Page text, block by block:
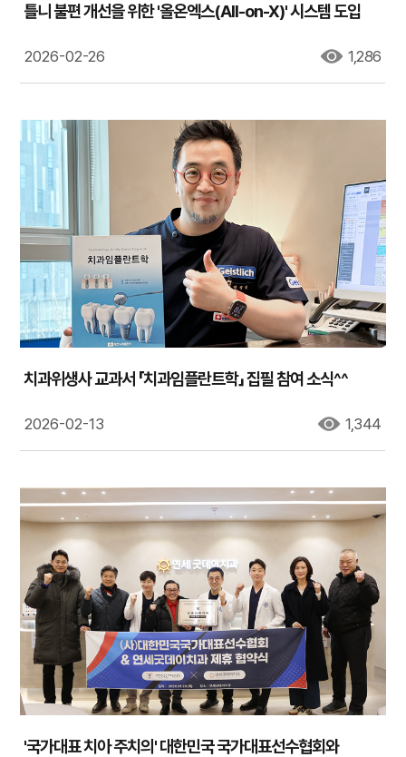
틀니 불편 개선을 위한 '올온엑스(All-on-X)' 시스템 도입
2026-02-26 1,286
치과위생사 교과서 「치과임플란트학」 집필 참여 소식^^
2026-02-13 1,344
'국가대표 치아 주치의' 대한민국 국가대표선수협회와